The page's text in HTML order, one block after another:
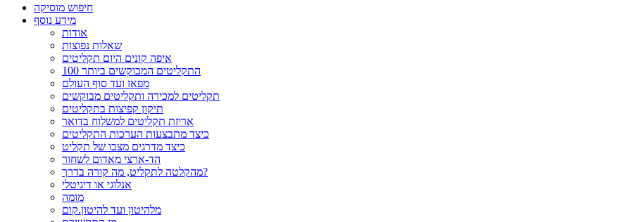
חיפוש מוסיקה
מידע נוסף
אודות
שאלות נפוצות
איפה קונים היום תקליטים
100 התקליטים המבוקשים ביותר
מפאז ועד סוף העולם
תקליטים למכירה ותקליטים מבוקשים
תיקון קפיצות בתקליטים
אריזת תקליטים למשלוח בדואר
כיצד מתבצעות הערכות התקליטים
כיצד מדרגים מצבו של תקליט
הד-ארצי מאדום לשחור
מהקלטה לתקליט, מה קורה בדרך?
אנלוגי או דיגיטלי
מומה
מלהיטון ועד להיטון.קום